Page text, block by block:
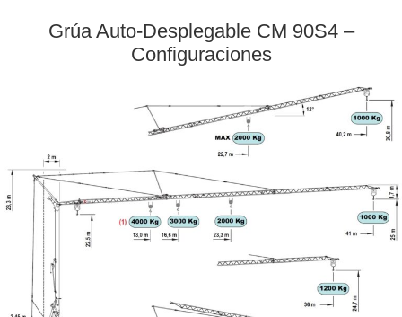
Grúa Auto-Desplegable CM 90S4 –
Configuraciones